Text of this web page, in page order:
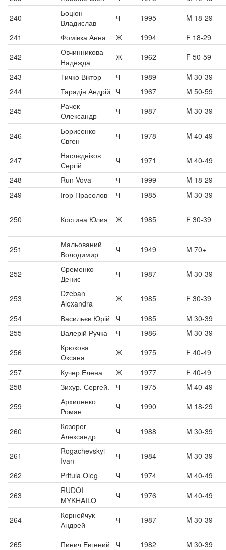
240
Боціон
Владислав
Ч 1995
M 18-29
241
Фомівка Анна Ж 1994
F 18-29
242
Овчинникова
Надежда
Ж 1962
F 50-59
243
Тичко Віктор Ч 1989
M 30-39
244
Тарадін Андрій Ч 1967
M 50-59
245
Рачек
Олександр
Ч 1987 M 30-39
246
Борисенко
Євген
Ч 1978 M 40-49
247
Наслєдніков
Сергій
Ч 1971
M 40-49
248
Run Vova Ч 1999
M 18-29
249
Ігор Прасолов Ч 1985 M 30-39
250 Костина Юлия Ж 1985 F 30-39
251
Мальований
Володимир
Ч 1949 M 70+
252
Єременко
Денис
Ч 1987 M 30-39
253
Dzeban
Alexandra
Ж 1985
F 30-39
254
Васильєв Юрій Ч 1985
M 30-39
255
Валерій Ручка Ч 1986
M 30-39
256
Крюкова
Оксана
Ж 1975
F 40-49
257
Кучер Елена Ж 1977
F 40-49
258
Зихур. Сергей. Ч 1975
M 40-49
259
Архипенко
Роман
Ч 1990 M 18-29
260
Козорог
Александр
Ч 1988 M 30-39
261
Rogachevskyi
Ivan
Ч 1984
M 30-39
262
Pritula Oleg Ч 1974
M 40-49
263
RUDOI
MYKHAILO
Ч 1976 M 40-49
264
Корнейчук
Андрей
Ч 1987 M 30-39
265 Пинич Евгений Ч 1982 M 30-39